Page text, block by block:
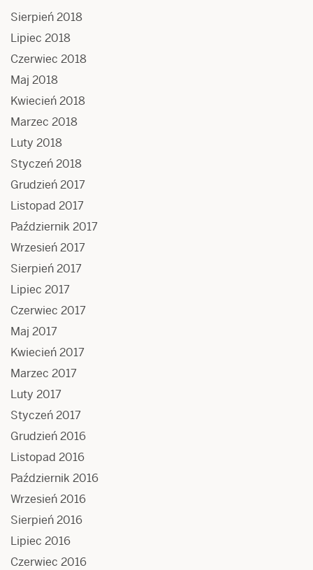
Sierpień 2018
Lipiec 2018
Czerwiec 2018
Maj 2018
Kwiecień 2018
Marzec 2018
Luty 2018
Styczeń 2018
Grudzień 2017
Listopad 2017
Październik 2017
Wrzesień 2017
Sierpień 2017
Lipiec 2017
Czerwiec 2017
Maj 2017
Kwiecień 2017
Marzec 2017
Luty 2017
Styczeń 2017
Grudzień 2016
Listopad 2016
Październik 2016
Wrzesień 2016
Sierpień 2016
Lipiec 2016
Czerwiec 2016